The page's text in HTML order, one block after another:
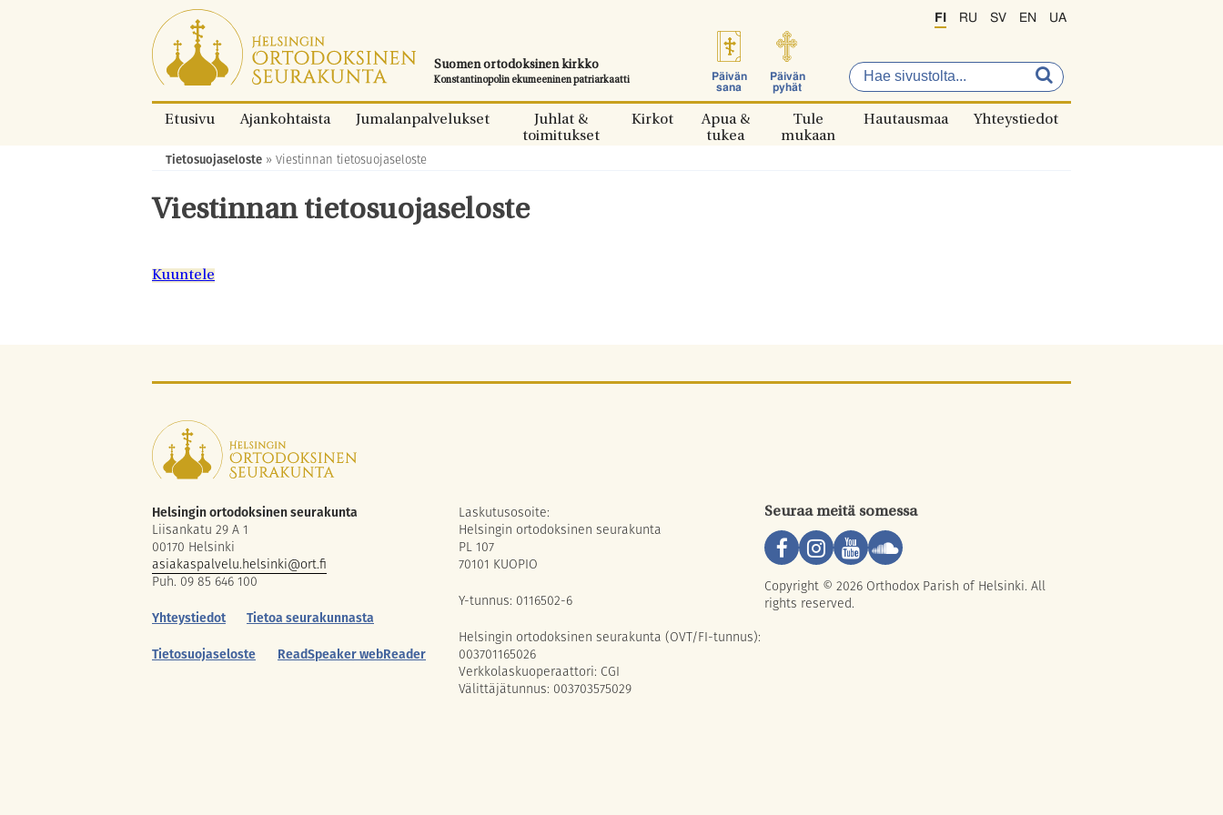
Siirry
suoraan
sisältöön.
Suomen ortodoksinen kirkko
Konstantinopolin ekumeeninen patriarkaatti
Päivän
sana
Päivän
pyhät
FI RU SV EN UA
Etusivu Ajankohtaista Jumalanpalvelukset
Juhlat &
toimitukset
Kirkot
Apua &
tukea
Tule
mukaan
Hautausmaa Yhteystiedot
Murupolku:
Tietosuojaseloste » Viestinnan tietosuojaseloste
Viestinnan tietosuojaseloste
Kuuntele
Helsingin ortodoksinen seurakunta
Liisankatu 29 A 1
00170 Helsinki
asiakaspalvelu.helsinki@ort.fi
Puh. 09 85 646 100
Yhteystiedot
Tietoa seurakunnasta
Tietosuojaseloste
ReadSpeaker webReader
Laskutusosoite:
Helsingin ortodoksinen seurakunta
PL 107
70101 KUOPIO
Y-tunnus: 0116502-6
Helsingin ortodoksinen seurakunta (OVT/FI-tunnus):
003701165026
Verkkolaskuoperaattori: CGI
Välittäjätunnus: 003703575029
Seuraa meitä somessa
Copyright © 2026 Orthodox Parish of Helsinki. All
rights reserved.